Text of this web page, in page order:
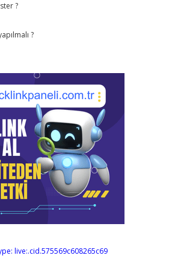
?
?
live:.cid.575569c608265c69